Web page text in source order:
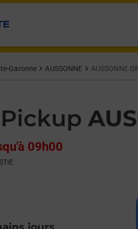
Garonne AUSSONNE AUSSONNE
09h00
at 25 CHEMIN DE MOUNESTIE
onglet